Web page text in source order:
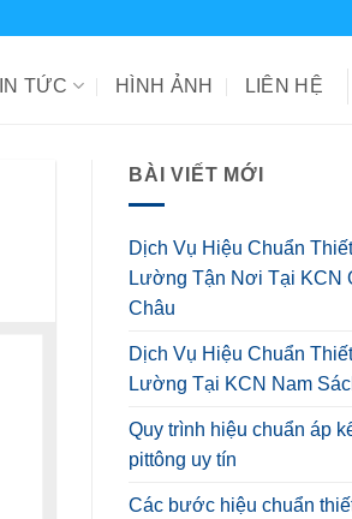
TỨC HÌNH ẢNH LIÊN HỆ
BÀI VIẾT MỚI
Dịch Vụ Hiệu Chuẩn
Lường Tận Nơi Tại KCN
Châu
Dịch Vụ Hiệu Chuẩn
Lường Tại KCN Nam
Quy trình hiệu chuẩn áp
pittông uy tín
Các bước hiệu chuẩn